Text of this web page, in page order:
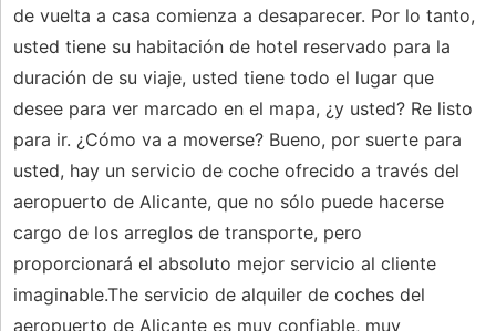
de vuelta a casa comienza a desaparecer. Por lo tanto,
usted tiene su habitación de hotel reservado para la
duración de su viaje, usted tiene todo el lugar que
desee para ver marcado en el mapa, ¿y usted? Re listo
para ir. ¿Cómo va a moverse? Bueno, por suerte para
usted, hay un servicio de coche ofrecido a través del
aeropuerto de Alicante, que no sólo puede hacerse
cargo de los arreglos de transporte, pero
proporcionará el absoluto mejor servicio al cliente
imaginable.The servicio de alquiler de coches del
aeropuerto de Alicante es muy confiable, muy